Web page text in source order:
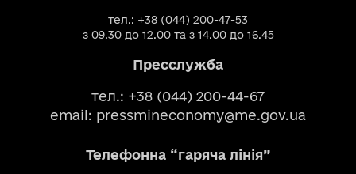
тел.: +38 (044) 200-47-53
з 09.30 до 12.00 та з 14.00 до 16.45
Пресслужба
тел.: +38 (044) 200-44-67
email: pressmineconomy@me.gov.ua
Телефонна “гаряча лінія”